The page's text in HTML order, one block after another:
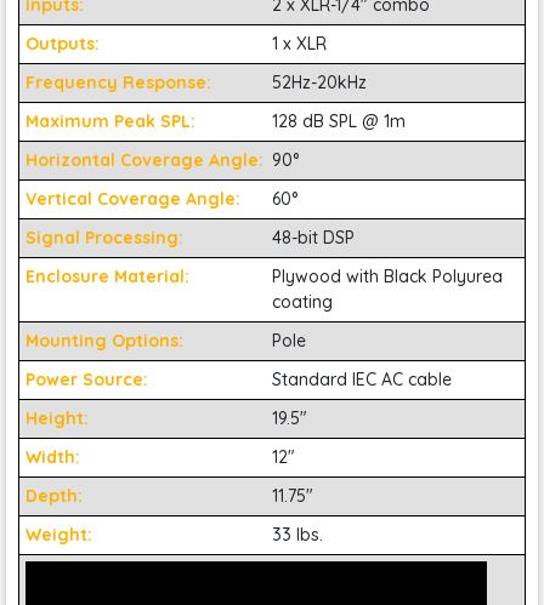
Ngoài ra, Yamaha DHR10 cũng được trang bị các tính năng
thông minh như chế độ EQ đa dạng, giúp ae tinh chỉnh âm
Inputs:
2 x XLR-1/4" combo
Outputs:
1 x XLR
Frequency Response:
52Hz-20kHz
Maximum Peak SPL:
128 dB SPL @ 1m
Horizontal Coverage Angle: 90°
Vertical Coverage Angle:
60°
Signal Processing:
48-bit DSP
Enclosure Material:
Plywood with Black Polyurea
coating
Mounting Options:
Pole
Power Source:
Standard IEC AC cable
Height:
19.5"
Width:
12"
Depth:
11.75"
Weight:
33 lbs.